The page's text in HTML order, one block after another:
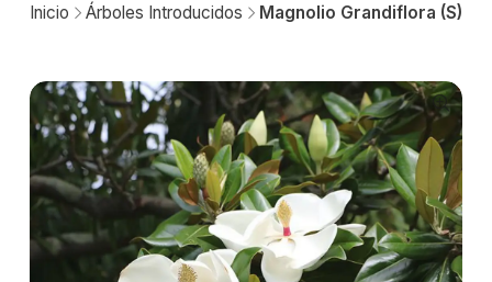
Inicio Árboles Introducidos Magnolio Grandiflora (S)